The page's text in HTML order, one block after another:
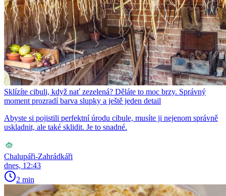
Sklízíte cibuli, když nať zezelená? Děláte to moc brzy. Správný
moment prozradí barva slupky a ještě jeden detail
Abyste si pojistili perfektní úrodu cibule, musíte ji nejenom správně
uskladnit, ale také sklidit. Je to snadné.
Chalupáři-Zahrádkáři
dnes, 12:43
2 min